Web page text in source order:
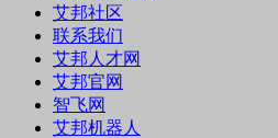
艾邦社区
联系我们
艾邦人才网
艾邦官网
智飞网
艾邦机器人